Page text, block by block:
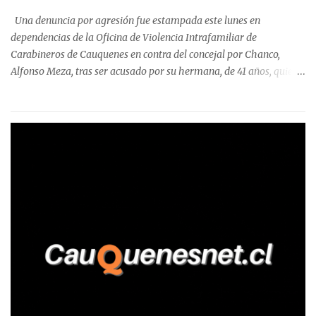
precisa que la mayor cantidad de dinero apostado se registró en
Talca, donde...
Una denuncia por agresión fue estampada este lunes en
dependencias de la Oficina de Violencia Intrafamiliar de
Carabineros de Cauquenes en contra del concejal por Chanco,
Alfonso Meza, tras ser acusado por su hermana, de 41 años, quien
relató que los hechos ocurrieron cerca de las 11:30 horas en el
trabajadores, el edil descendió del vehículo y, en medio de la
confrontación, la habría tomado de los hombros, empujado al
suelo y agredido con golpes de pies y manos, mientr...